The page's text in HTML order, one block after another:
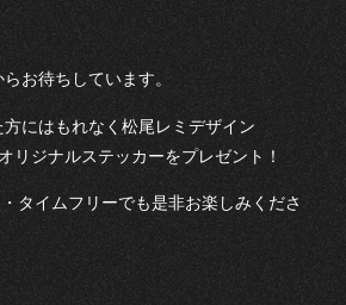
らお待ちしています。
方にはもれなく松尾レミデザイン
リジナルステッカーをプレゼント！
タイムフリーでも是非お楽しみくださ